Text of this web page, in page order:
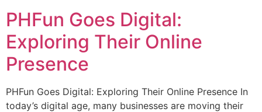
PHFun Goes Digital:
Exploring Their Online
Presence
PHFun Goes Digital: Exploring Their Online Presence In
today’s digital age, many businesses are moving their